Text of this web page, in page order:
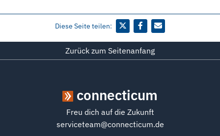
Diese Seite teilen:
Zurück zum Seitenanfang
connecticum
Freu dich auf die Zukunft
serviceteam@connecticum.de